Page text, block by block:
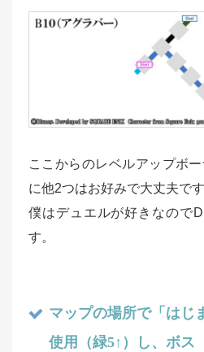
ここからのレベルアップボ
に他2つはお好みで大丈夫です
僕はデュエルが好きなので
す。
マップの場所で「はじ
使用（緑5↑）し、ボス